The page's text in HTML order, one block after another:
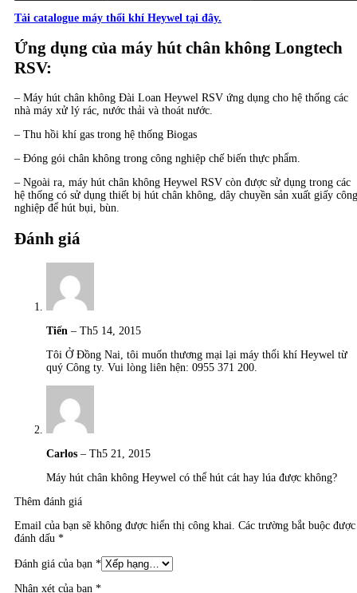
Tải catalogue máy thổi khí Heywel tại đây.
Ứng dụng của máy hút chân không Longtech
RSV:
– Máy hút chân không Đài Loan Heywel RSV ứng dụng cho hệ thống các
nhà máy xử lý rác, nước thải và thoát nước.
– Thu hồi khí gas trong hệ thống Biogas
– Đóng gói chân không trong công nghiệp chế biến thực phẩm.
– Ngoài ra, máy hút chân không Heywel RSV còn được sử dụng trong các
hệ thống có sử dụng thiết bị hút chân không, dây chuyền sản xuất giấy công
nghiệp để hút bụi, bùn.
Đánh giá
Tiến – Th5 14, 2015
Tôi Ở Đồng Nai, tôi muốn thương mại lại máy thổi khí Heywel từ
quý Công ty. Vui lòng liên hện: 0955 371 200.
Carlos – Th5 21, 2015
Máy hút chân không Heywel có thể hút cát hay lúa được không?
Thêm đánh giá
Email của bạn sẽ không được hiển thị công khai. Các trường bắt buộc được
đánh dấu *
Đánh giá của bạn *
Nhận xét của bạn *